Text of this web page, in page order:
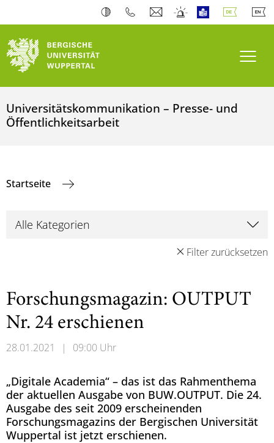
Universitätskommunikation – Presse- und
Öffentlichkeitsarbeit
Startseite
Filter zurücksetzen
Forschungsmagazin: OUTPUT
Nr. 24 erschienen
28.01.2021 | 09:00 Uhr
„Digitale Academia“ – das ist das Rahmenthema
der aktuellen Ausgabe von BUW.OUTPUT. Die 24.
Ausgabe des seit 2009 erscheinenden
Forschungsmagazins der Bergischen Universität
Wuppertal ist jetzt erschienen.